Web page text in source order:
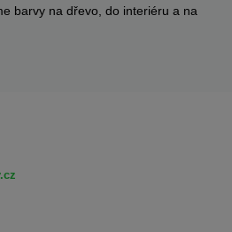
barvy na dřevo, do interiéru a na